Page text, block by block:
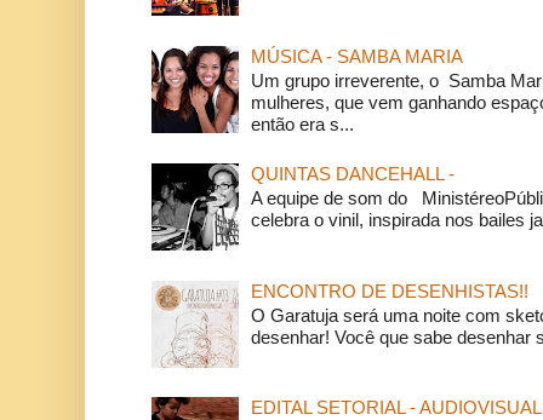
MÚSICA - SAMBA MARIA
Um grupo irreverente, o Samba
mulheres, que vem ganhando
então era s...
QUINTAS DANCEHALL -
A equipe de som do
celebra o vinil, inspirada nos bailes
ENCONTRO DE DESENHISTAS!!
O Garatuja será uma noite com
desenhar! Você que sabe desenhar
EDITAL SETORIAL - AUDIOVISUAL